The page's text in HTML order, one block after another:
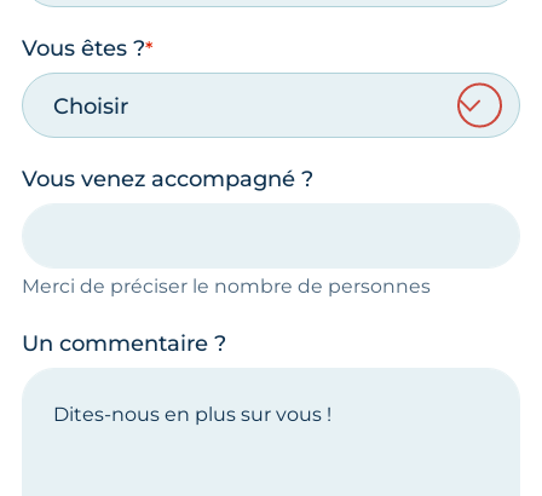
Vous êtes ?
Choisir
Vous venez accompagné ?
Merci de préciser le nombre de personnes
Un commentaire ?